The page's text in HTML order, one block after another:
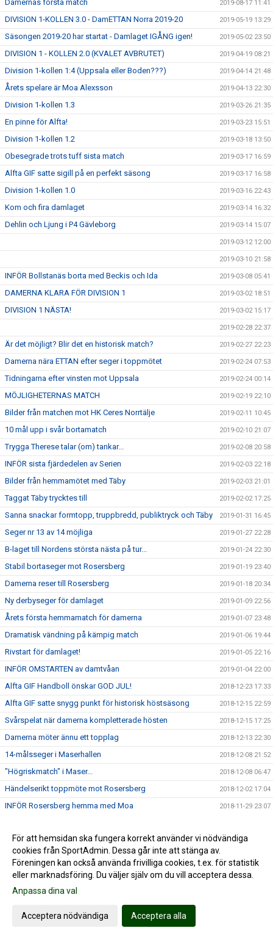
Damernas första match 2019-08-17 11:41
DIVISION 1-KOLLEN 3.0 - DamETTAN Norra 2019-20 2019-05-19 13:29
Säsongen 2019-20 har startat - Damlaget IGÅNG igen! 2019-05-02 23:50
DIVISION 1 - KOLLEN 2.0 (KVALET AVBRUTET) 2019-04-19 08:21
Division 1-kollen 1:4 (Uppsala eller Boden???) 2019-04-14 21:48
Årets spelare är Moa Alexsson 2019-04-13 22:30
Division 1-kollen 1.3 2019-03-26 21:35
En pinne för Alfta! 2019-03-23 15:51
Division 1-kollen 1.2 2019-03-18 13:50
Obesegrade trots tuff sista match 2019-03-17 16:59
Alfta GIF satte sigill på en perfekt säsong 2019-03-17 16:58
Division 1-kollen 1.0 2019-03-16 22:43
Kom och fira damlaget 2019-03-14 16:32
Dehlin och Ljung i P4 Gävleborg 2019-03-14 15:07
2019-03-12 12:00
2019-03-10 21:58
INFÖR Bollstanäs borta med Beckis och Ida 2019-03-08 05:41
DAMERNA KLARA FÖR DIVISION 1 2019-03-02 18:51
DIVISION 1 NÄSTA! 2019-03-02 15:17
2019-02-28 22:37
Är det möjligt? Blir det en historisk match? 2019-02-27 22:23
Damerna nära ETTAN efter seger i toppmötet 2019-02-24 07:53
Tidningarna efter vinsten mot Uppsala 2019-02-24 00:14
MÖJLIGHETERNAS MATCH 2019-02-19 22:10
Bilder från matchen mot HK Ceres Norrtälje 2019-02-11 10:45
10 mål upp i svår bortamatch 2019-02-10 21:07
Trygga Therese talar (om) tankar... 2019-02-08 20:58
INFÖR sista fjärdedelen av Serien 2019-02-03 22:18
Bilder från hemmamötet med Täby 2019-02-03 21:01
Taggat Täby trycktes till 2019-02-02 17:25
Sanna snackar formtopp, truppbredd, publiktryck och Täby 2019-01-31 16:45
Seger nr 13 av 14 möjliga 2019-01-27 22:28
B-laget till Nordens största nästa på tur... 2019-01-24 22:30
Stabil bortaseger mot Rosersberg 2019-01-19 23:40
Damerna reser till Rosersberg 2019-01-18 20:34
Ny derbyseger för damlaget 2019-01-09 22:56
Årets första hemmamatch för damerna 2019-01-07 23:48
Dramatisk vändning på kämpig match 2019-01-06 19:44
Rivstart för damlaget! 2019-01-05 22:16
INFÖR OMSTARTEN av damtvåan 2019-01-04 22:00
Alfta GIF Handboll önskar GOD JUL! 2018-12-23 17:33
Alfta GIF satte snygg punkt för historisk höstsäsong 2018-12-15 22:59
Svårspelat när damerna kompletterade hösten 2018-12-15 17:25
Damerna möter ännu ett topplag 2018-12-13 22:30
14-målsseger i Maserhallen 2018-12-08 21:52
"Högriskmatch" i Maser... 2018-12-08 06:47
Händelserikt toppmöte mot Rosersberg 2018-12-02 17:04
INFÖR Rosersberg hemma med Moa 2018-11-29 23:07
Stabil hemmaseger = 7:e raka 2018-11-24 17:49
Seriens enda farmarlag på besök 2018-11-22 16:34
2018-11-04 19:27
Alfta GIF - HK Ceres Norrtälje | Cancermatchen
INFÖR hemmamatch mot HK Ceres
Helahalsingland.se: Superstart för Alfta i tvåans topp
För att hemsidan ska fungera korrekt använder vi nödvändiga
cookies från SportAdmin. Dessa går inte att stänga av.
Föreningen kan också använda frivilliga cookies, t.ex. för statistik
eller marknadsföring. Du väljer själv om du vill acceptera dessa.
Anpassa dina val
Acceptera nödvändiga Acceptera alla